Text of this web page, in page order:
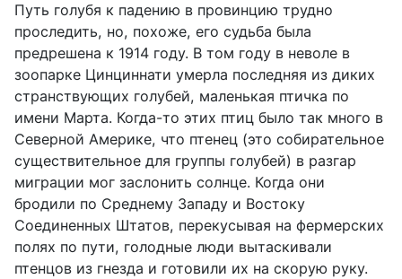
Путь голубя к падению в провинцию трудно
проследить, но, похоже, его судьба была
предрешена к 1914 году. В том году в неволе в
зоопарке Цинциннати умерла последняя из диких
странствующих голубей, маленькая птичка по
имени Марта. Когда-то этих птиц было так много в
Северной Америке, что птенец (это собирательное
существительное для группы голубей) в разгар
миграции мог заслонить солнце. Когда они
бродили по Среднему Западу и Востоку
Соединенных Штатов, перекусывая на фермерских
полях по пути, голодные люди вытаскивали
птенцов из гнезда и готовили их на скорую руку.